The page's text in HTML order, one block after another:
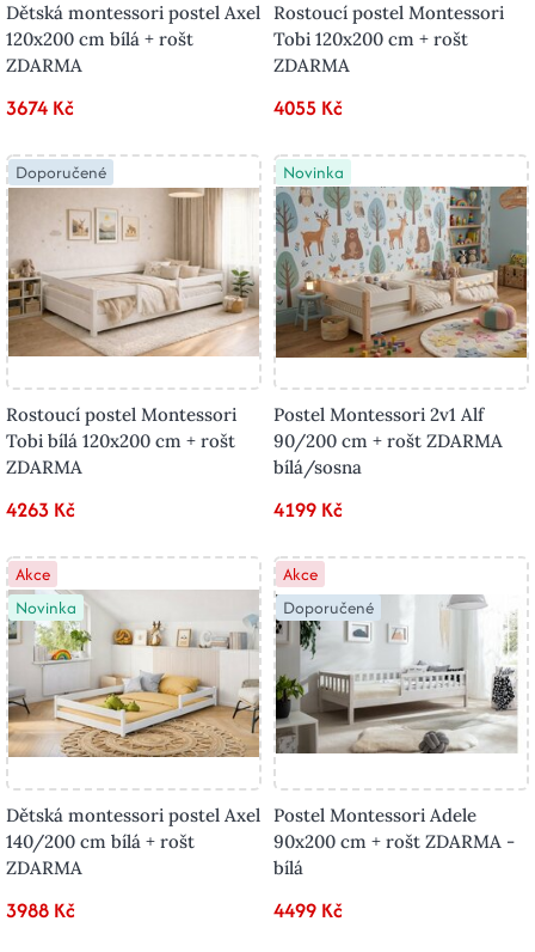
Dětská montessori postel Axel
120x200 cm bílá + rošt
ZDARMA
3674 Kč
Rostoucí postel Montessori
Tobi 120x200 cm + rošt
ZDARMA
4055 Kč
Doporučené
Rostoucí postel Montessori
Tobi bílá 120x200 cm + rošt
ZDARMA
4263 Kč
Novinka
Postel Montessori 2v1 Alf
90/200 cm + rošt ZDARMA
bílá/sosna
4199 Kč
Akce
Novinka
Dětská montessori postel Axel
140/200 cm bílá + rošt
ZDARMA
3988 Kč
Akce
Doporučené
Postel Montessori Adele
90x200 cm + rošt ZDARMA -
bílá
4499 Kč